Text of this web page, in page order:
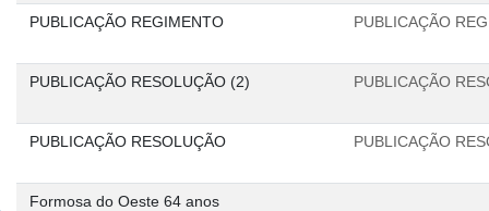
PUBLICAÇÃO REGIMENTO PUBLICAÇÃO
PUBLICAÇÃO RESOLUÇÃO (2) PUBLICAÇÃO
PUBLICAÇÃO RESOLUÇÃO PUBLICAÇÃO
Formosa do Oeste 64 anos